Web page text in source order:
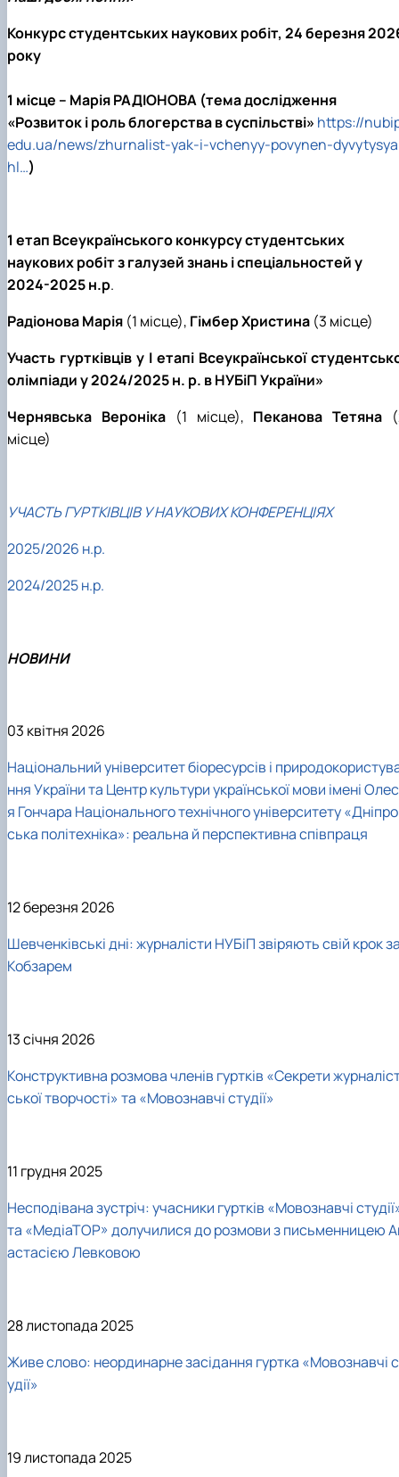
Конкурс студентських наукових робіт, 24 березня
року
1 місце – Марія РАДІОНОВА (тема дослідження
«Розвиток і роль блогерства в суспільстві» https://
edu.ua/news/zhurnalist-yak-i-vchenyy-povynen-
hl…)
1 етап Всеукраїнського конкурсу студентських
наукових робіт з галузей знань і спеціальностей у
2024-2025 н.р.
Радіонова Марія (1 місце), Гімбер Христина (3 місце)
Участь гуртківців у І етапі Всеукраїнської
олімпіади у 2024/2025 н. р. в НУБіП України»
Чернявська Вероніка(1 місце), Пеканова Тетяна
місце)
УЧАСТЬ ГУРТКІВЦІВ У НАУКОВИХ КОНФЕРЕНЦІЯХ
2025/2026 н.р.
2024/2025 н.р.
НОВИНИ
03 квітня 2026
Національний університет біоресурсів і
ння України та Центр культури української мови імені Олес
я Гончара Національного технічного університету
ська політехніка»: реальна й перспективна співпраця
12 березня 2026
Шевченківські дні: журналісти НУБіП звіряють свій крок
Кобзарем
13 січня 2026
Конструктивна розмова членів гуртків «Секрети
ської творчості» та «Мовознавчі студії»
11 грудня 2025
Несподівана зустріч: учасники гуртків «Мовознавчі
та «МедіаТОР» долучилися до розмови з письменницею
астасією Левковою
28 листопада 2025
Живе слово: неординарне засідання гуртка «Мовознавчі
удії»
19 листопада 2025